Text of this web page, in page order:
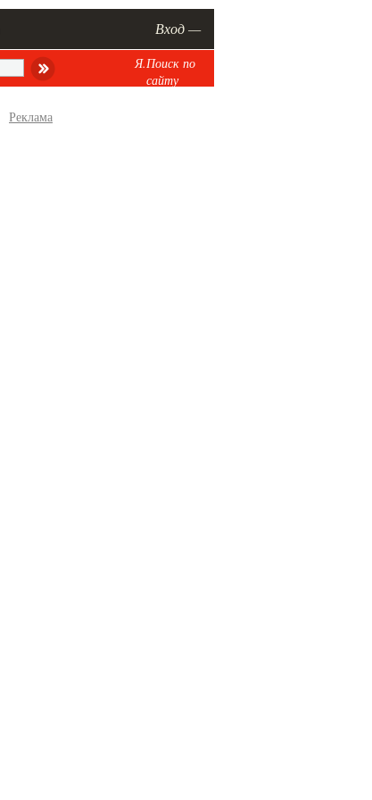
Вход —
Я.Поиск по
сайту
Реклама